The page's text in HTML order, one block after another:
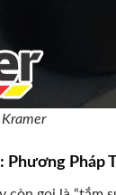
Phương Pháp